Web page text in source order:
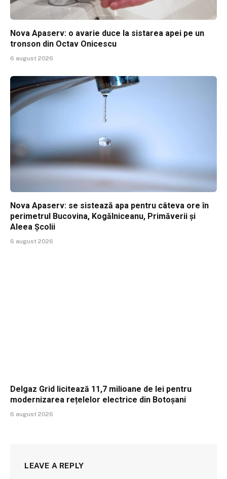
Nova Apaserv: o avarie duce la sistarea apei pe un
tronson din Octav Onicescu
6 august 2026
Nova Apaserv: se sistează apa pentru câteva ore în
perimetrul Bucovina, Kogălniceanu, Primăverii și
Aleea Școlii
6 august 2026
Delgaz Grid licitează 11,7 milioane de lei pentru
modernizarea rețelelor electrice din Botoșani
6 august 2026
LEAVE A REPLY